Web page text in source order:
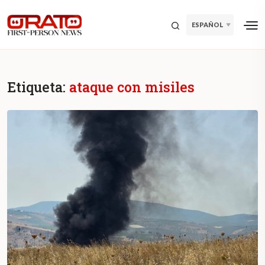
ESPAÑOL
Etiqueta: ataque con misiles